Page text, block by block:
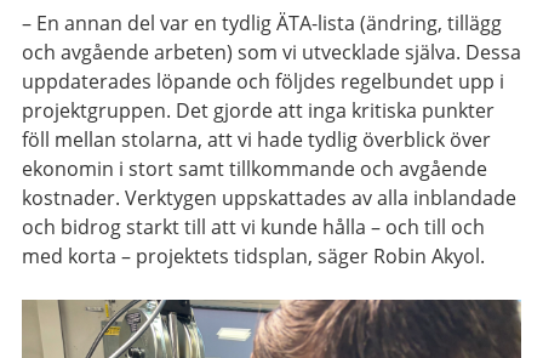
– En annan del var en tydlig ÄTA-lista (ändring, tillägg
och avgående arbeten) som vi utvecklade själva. Dessa
uppdaterades löpande och följdes regelbundet upp i
projektgruppen. Det gjorde att inga kritiska punkter
föll mellan stolarna, att vi hade tydlig överblick över
ekonomin i stort samt tillkommande och avgående
kostnader. Verktygen uppskattades av alla inblandade
och bidrog starkt till att vi kunde hålla – och till och
med korta – projektets tidsplan, säger Robin Akyol.